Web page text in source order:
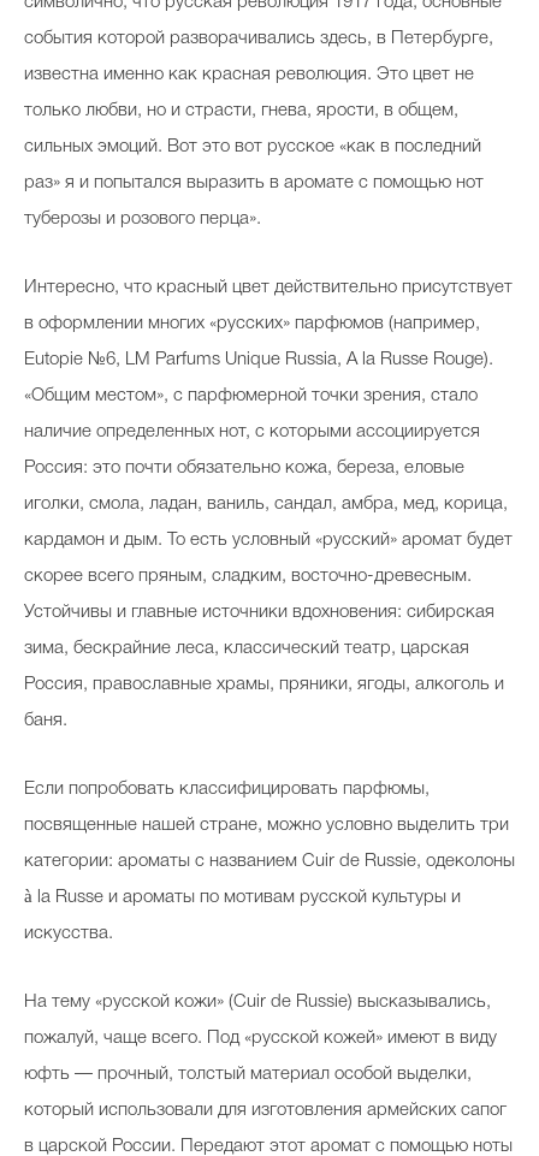
события которой разворачивались здесь, в Петербурге,
известна именно как красная революция. Это цвет не
только любви, но и страсти, гнева, ярости, в общем,
сильных эмоций. Вот это вот русское «как в последний
раз» я и попытался выразить в аромате с помощью нот
туберозы и розового перца».
Интересно, что красный цвет действительно присутствует
в оформлении многих «русских» парфюмов (например,
Eutopie №6, LM Parfums Unique Russia, A la Russe Rouge).
«Общим местом», с парфюмерной точки зрения, стало
наличие определенных нот, с которыми ассоциируется
Россия: это почти обязательно кожа, береза, еловые
иголки, смола, ладан, ваниль, сандал, амбра, мед, корица,
кардамон и дым. То есть условный «русский» аромат будет
скорее всего пряным, сладким, восточно-древесным.
Устойчивы и главные источники вдохновения: сибирская
зима, бескрайние леса, классический театр, царская
Россия, православные храмы, пряники, ягоды, алкоголь и
баня.
Если попробовать классифицировать парфюмы,
посвященные нашей стране, можно условно выделить три
категории: ароматы с названием Cuir de Russie, одеколоны
à la Russe и ароматы по мотивам русской культуры и
искусства.
На тему «русской кожи» (Cuir de Russie) высказывались,
пожалуй, чаще всего. Под «русской кожей» имеют в виду
юфть — прочный, толстый материал особой выделки,
который использовали для изготовления армейских сапог
в царской России. Передают этот аромат с помощью ноты